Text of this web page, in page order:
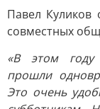
Павел Куликов
совместных
«В этом году
прошли
Это очень